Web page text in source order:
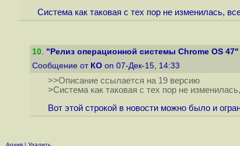
Система как таковая с тех пор не изменилась,
10. "Релиз операционной системы Chrome OS 47"
Сообщение от КО on 07-Дек-15, 14:33
>>Описание ссылается на 19 версию
>Система как таковая с тех пор не
Вот этой строкой в новости можно было и
Архив | Удалить